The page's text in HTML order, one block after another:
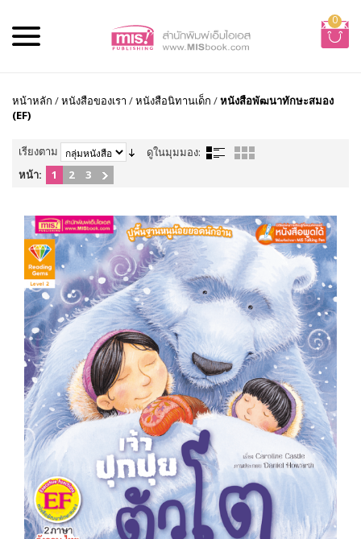
0
หน้าหลัก /หนังสือของเรา /หนังสือนิทานเด็ก /หนังสือพัฒนาทักษะสมอง
(EF)
เรียงตาม
ดูในมุมมอง:
หน้า:
1 2 3